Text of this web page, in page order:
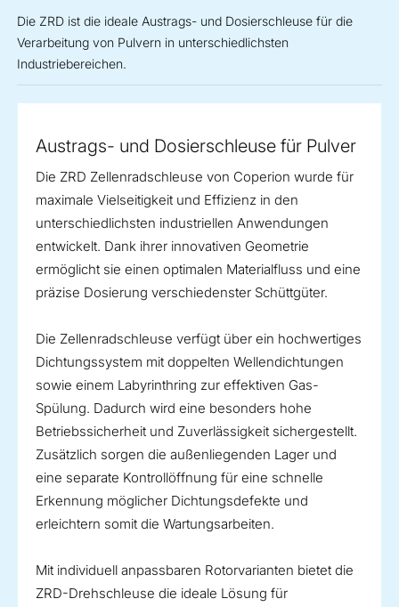
Die ZRD ist die ideale Austrags- und Dosierschleuse für die
Verarbeitung von Pulvern in unterschiedlichsten
Industriebereichen.
Austrags- und Dosierschleuse für Pulver
Die ZRD Zellenradschleuse von Coperion wurde für
maximale Vielseitigkeit und Effizienz in den
unterschiedlichsten industriellen Anwendungen
entwickelt. Dank ihrer innovativen Geometrie
ermöglicht sie einen optimalen Materialfluss und eine
präzise Dosierung verschiedenster Schüttgüter.
Die Zellenradschleuse verfügt über ein hochwertiges
Dichtungssystem mit doppelten Wellendichtungen
sowie einem Labyrinthring zur effektiven Gas-
Spülung. Dadurch wird eine besonders hohe
Betriebssicherheit und Zuverlässigkeit sichergestellt.
Zusätzlich sorgen die außenliegenden Lager und
eine separate Kontrollöffnung für eine schnelle
Erkennung möglicher Dichtungsdefekte und
erleichtern somit die Wartungsarbeiten.
Mit individuell anpassbaren Rotorvarianten bietet die
ZRD-Drehschleuse die ideale Lösung für